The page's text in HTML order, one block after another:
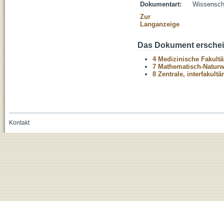
Dokumentart:
Zur
Langanzeige
Das Dokument
4 Medizinische
7 Mathematisch-
8 Zentrale,
Kontakt